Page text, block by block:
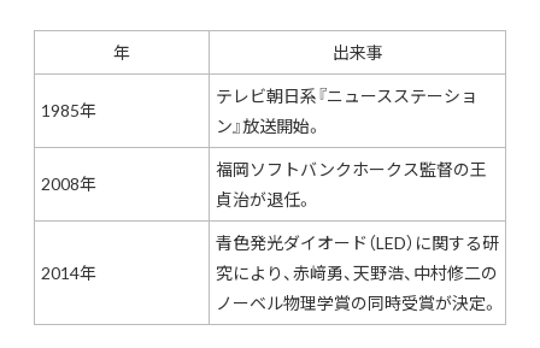
年 出来事
1985年
テレビ朝日系『ニュースステーショ
ン』放送開始。
2008年
福岡ソフトバンクホークス監督の王
貞治が退任。
2014年
青色発光ダイオード（LED）に関する研
究により、赤﨑勇、天野浩、中村修二の
ノーベル物理学賞の同時受賞が決定。